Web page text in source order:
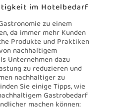
im Hotelbedarf
zu einem
da immer mehr Kunden
Produkte und Praktiken
nachhaltigem
Unternehmen dazu
zu reduzieren und
nachhaltiger zu
Sie einige Tipps, wie
Gastrobedarf
machen können: